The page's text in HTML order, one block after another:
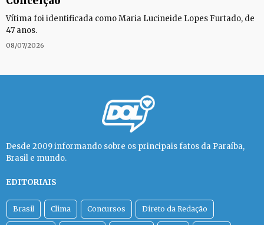
Vítima foi identificada como Maria Lucineide Lopes Furtado, de
47 anos.
08/07/2026
Desde 2009 informando sobre os principais fatos da Paraíba,
Brasil e mundo.
EDITORIAIS
Brasil Clima Concursos Direto da Redação